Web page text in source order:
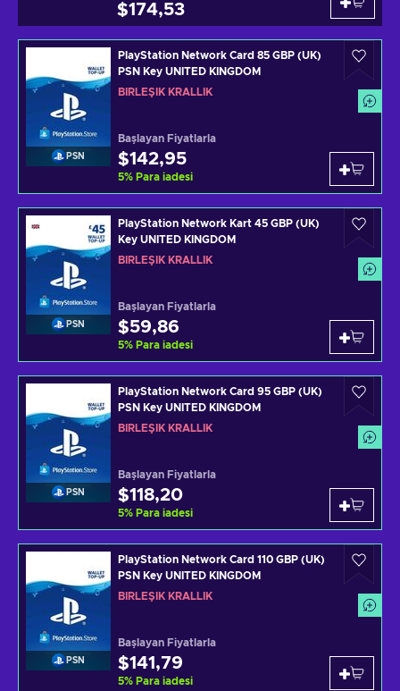
$174,53
PSN
PlayStation Network Card 85 GBP (UK)
PSN Key UNITED KINGDOM
BIRLEŞIK KRALLIK
Başlayan Fiyatlarla
$142,95
5% Para iadesi
PSN
PlayStation Network Kart 45 GBP (UK)
Key UNITED KINGDOM
BIRLEŞIK KRALLIK
Başlayan Fiyatlarla
$59,86
5% Para iadesi
PSN
PlayStation Network Card 95 GBP (UK)
PSN Key UNITED KINGDOM
BIRLEŞIK KRALLIK
Başlayan Fiyatlarla
$118,20
5% Para iadesi
PSN
PlayStation Network Card 110 GBP (UK)
PSN Key UNITED KINGDOM
BIRLEŞIK KRALLIK
Başlayan Fiyatlarla
$141,79
5% Para iadesi